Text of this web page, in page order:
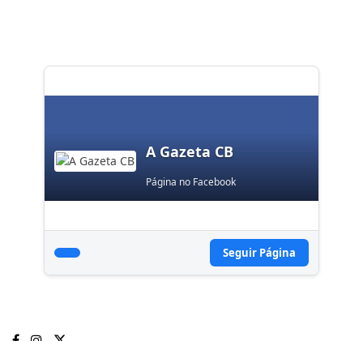
A Gazeta CB
Página no Facebook
Seguir Página